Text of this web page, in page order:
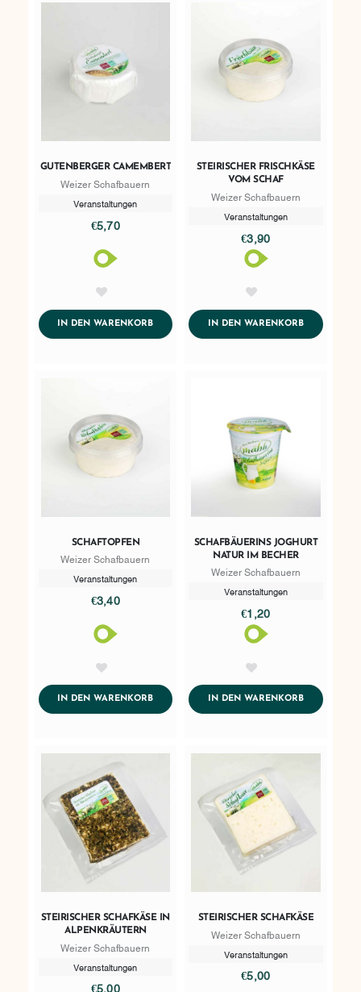
GUTENBERGER CAMEMBERT
Weizer Schafbauern
Veranstaltungen
€5,70
IN DEN WARENKORBADDTOCART
STEIRISCHER FRISCHKÄSE
VOM SCHAF
Weizer Schafbauern
Veranstaltungen
€3,90
IN DEN WARENKORBADDTOCART
SCHAFTOPFEN
Weizer Schafbauern
Veranstaltungen
€3,40
IN DEN WARENKORBADDTOCART
SCHAFBÄUERINS JOGHURT
NATUR IM BECHER
Weizer Schafbauern
Veranstaltungen
€1,20
IN DEN WARENKORBADDTOCART
STEIRISCHER SCHAFKÄSE IN
ALPENKRÄUTERN
Weizer Schafbauern
Veranstaltungen
€5,00
STEIRISCHER SCHAFKÄSE
Weizer Schafbauern
Veranstaltungen
€5,00